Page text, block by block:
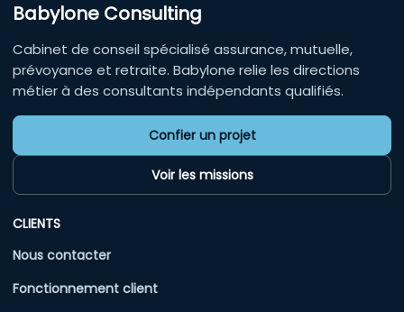
Babylone Consulting
Cabinet de conseil spécialisé assurance, mutuelle,
prévoyance et retraite. Babylone relie les directions
métier à des consultants indépendants qualifiés.
Confier un projet
Voir les missions
CLIENTS
Nous contacter
Fonctionnement client